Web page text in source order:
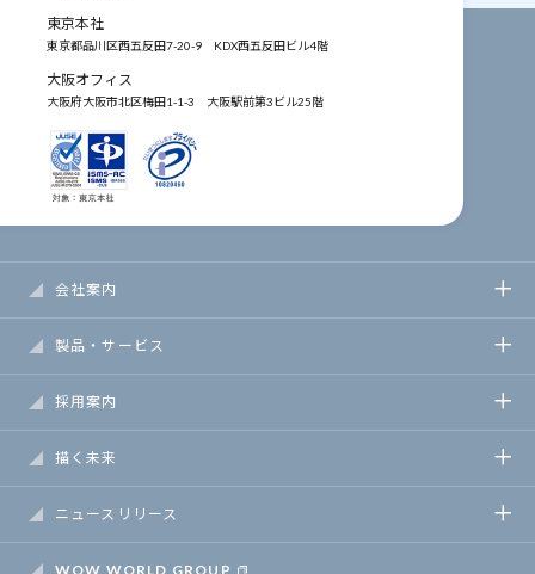
東京本社
東京都品川区西五反田7-20-9 KDX西五反田ビル4階
大阪オフィス
大阪府大阪市北区梅田1-1-3 大阪駅前第3ビル25階
会社案内
製品・サービス
採用案内
描く未来
ニュースリリース
WOW WORLD GROUP